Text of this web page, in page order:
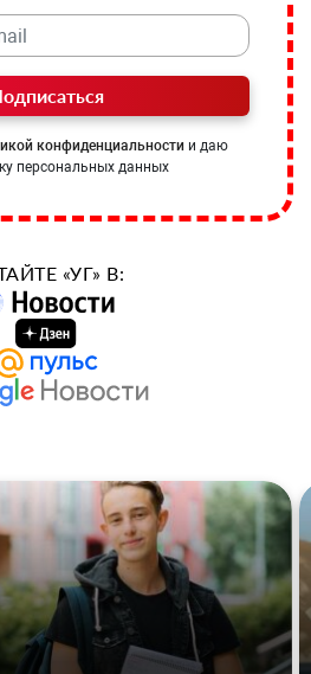
конфиденциальности и даю
персональных данных
«УГ» В: